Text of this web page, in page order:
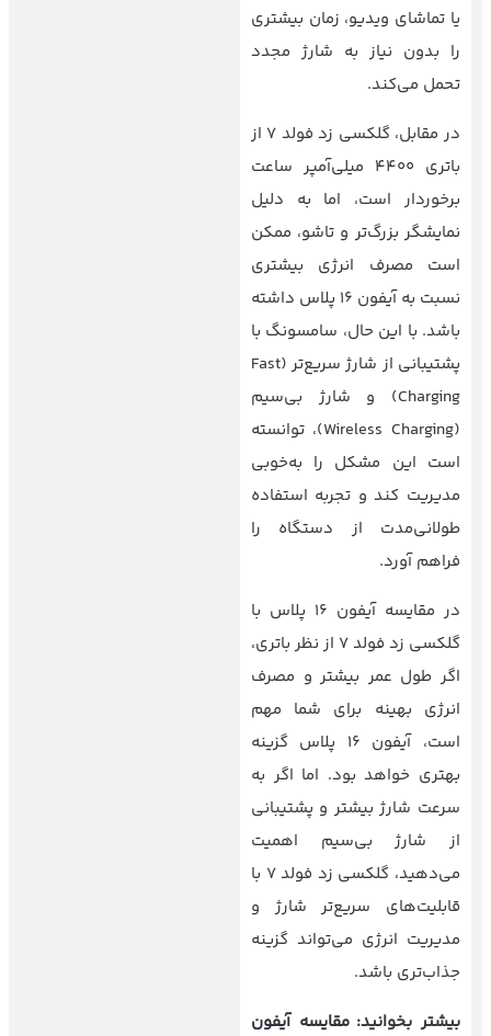
یا تماشای ویدیو، زمان بیشتری
را بدون نیاز به شارژ مجدد
تحمل می‌کند.
در مقابل، گلکسی زد فولد 7 از
باتری 4400 میلی‌آمپر ساعت
برخوردار است، اما به دلیل
نمایشگر بزرگ‌تر و تاشو، ممکن
است مصرف انرژی بیشتری
نسبت به آیفون 16 پلاس داشته
باشد. با این حال، سامسونگ با
پشتیبانی از شارژ سریع‌تر (Fast
Charging) و شارژ بی‌سیم
(Wireless Charging)، توانسته
است این مشکل را به‌خوبی
مدیریت کند و تجربه استفاده
طولانی‌مدت از دستگاه را
فراهم آورد.
در مقایسه آیفون 16 پلاس با
گلکسی زد فولد 7 از نظر باتری،
اگر طول عمر بیشتر و مصرف
انرژی بهینه برای شما مهم
است، آیفون 16 پلاس گزینه
بهتری خواهد بود. اما اگر به
سرعت شارژ بیشتر و پشتیبانی
از شارژ بی‌سیم اهمیت
می‌دهید، گلکسی زد فولد 7 با
قابلیت‌های سریع‌تر شارژ و
مدیریت انرژی می‌تواند گزینه
جذاب‌تری باشد.
بیشتر بخوانید:مقایسه آیفون